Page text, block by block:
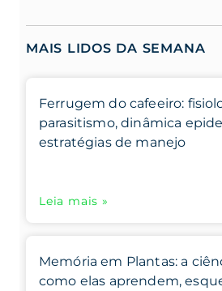
MAIS LIDOS DA SEMANA
Ferrugem do cafeeiro:
parasitismo, dinâmica
estratégias de manejo
Leia mais »
Memória em Plantas: a
como elas aprendem,